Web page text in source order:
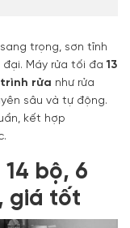
trọng, sơn tĩnh
đại. Máy rửa tối đa13
rửa như rửa
sâu và tự động.
kết hợp
14 bộ, 6
giá tốt